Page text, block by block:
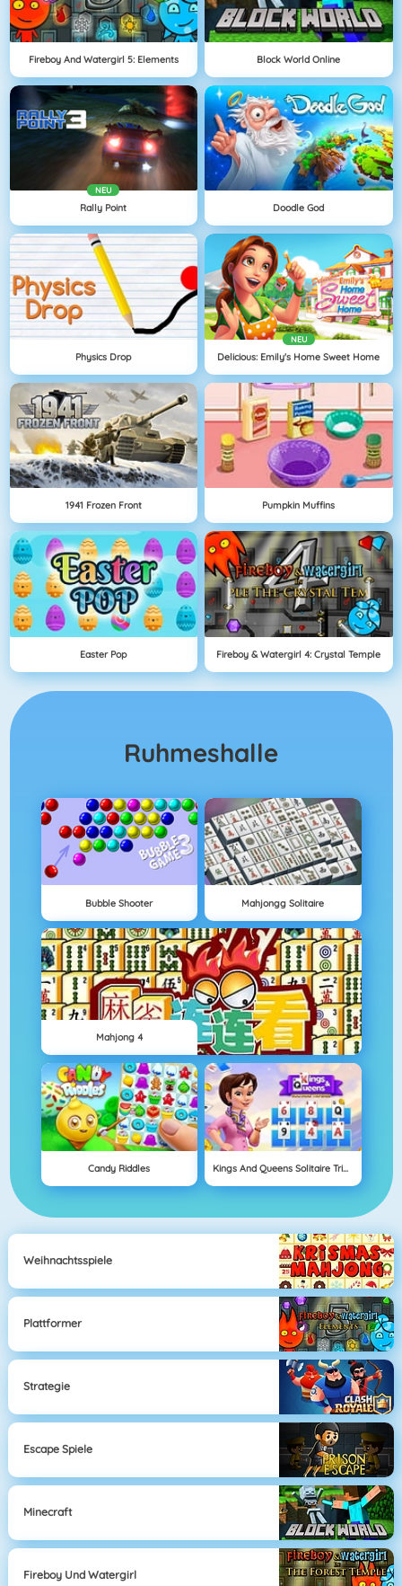
Fireboy And Watergirl 5: Elements Block World Online
NEU
Rally Point Doodle God
Physics Drop
NEU
Delicious: Emily's Home Sweet Home
1941 Frozen Front Pumpkin Muffins
Easter Pop Fireboy & Watergirl 4: Crystal Temple
Ruhmeshalle
Bubble Shooter Mahjongg Solitaire
Mahjong 4
Candy Riddles Kings And Queens Solitaire Tripeaks
Weihnachtsspiele
Plattformer
Strategie
Escape Spiele
Minecraft
Fireboy Und Watergirl